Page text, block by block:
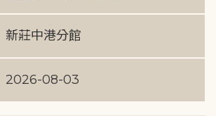
新莊中港分館
2026-08-03